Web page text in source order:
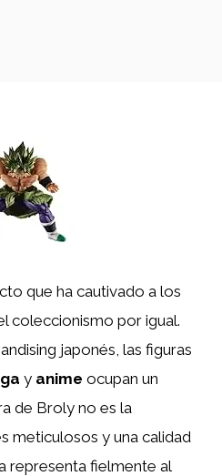
que ha cautivado a los
coleccionismo por igual.
japonés, las figuras
y anime ocupan un
de Broly no es la
meticulosos y una calidad
representa fielmente al